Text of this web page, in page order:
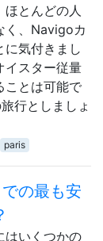
とんどの人
く、Navigoカ
に気付きまし
イスター従量
ことは可能で
行としましょ
paris
の最も安
はいくつかの